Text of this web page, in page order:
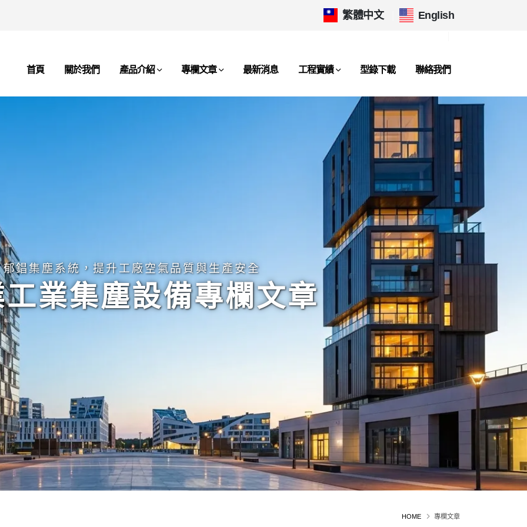
繁體中文 English
首頁 關於我們 產品介紹 專欄文章 最新消息 工程實績 型錄下載 聯絡我們
郁錩集塵系統，提升工廠空氣品質與生產安全
業集塵設備專欄文章
HOME 專欄文章